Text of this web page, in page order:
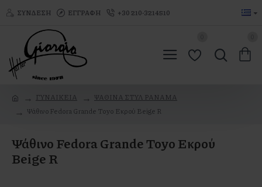
ΣΎΝΔΕΣΗ ΕΓΓΡΑΦΉ +30 210-3214510
ΓΥΝΑΙΚΕΙΑ
ΨΑΘΙΝΑ ΣΤΥΛ PANAMA
Ψάθινο Fedora Grande Toyo Εκρού Beige R
Ψάθινο Fedora Grande Toyo Εκρού
Beige R